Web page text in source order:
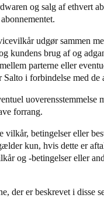
DanskereEnglish
Finland
og salg af ethvert
udgør sammen
kundens brug af og
parterne eller
Salto i forbindelse med
uoverensstemmelse
forrang.
vilkår, betingelser eller
kun, hvis dette er
og -betingelser eller
der er beskrevet i disse